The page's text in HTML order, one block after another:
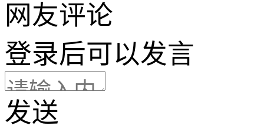
网友评论
登录后可以发言
发送